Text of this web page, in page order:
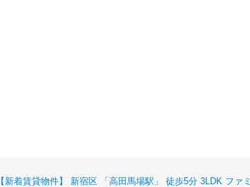
【新着賃貸物件】 新宿区 「高田馬場駅」 徒歩5分 3LDK ファミ